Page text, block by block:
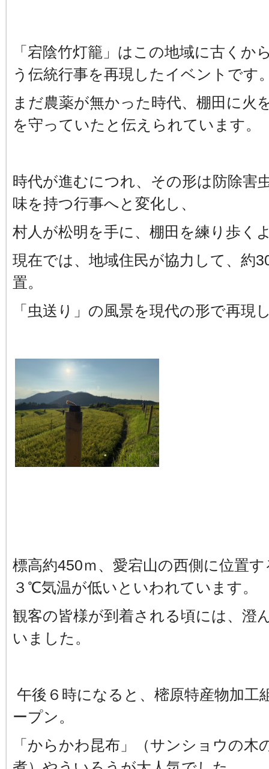
「宕陰竹灯籠」はこの地域に古くか
う伝統行事を再現したイベントです
まだ農薬が無かった時代、棚田に火
を守っていたと伝えられています。
時代が進むにつれ、その形は防除害
味を持つ行事へと変化し、
村人が松明を手に、棚田を練り歩く
現在では、地域住民が協力して、約
置。
「虫送り」の風景を現代の形で再現
標高約450ｍ、愛宕山の西側に位置
３℃気温が低いといわれています。
観客の皆様が到着される頃には、澄
いました。
午後６時になると、樒原特産物加工
ープン。
「からかわ昆布」（サンショウの木